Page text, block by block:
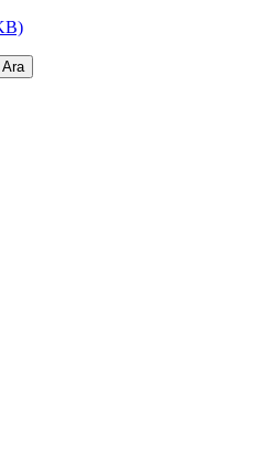
Ara